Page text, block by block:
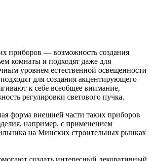
приборов — возможность создания
комнаты и подходят даже для
уровнем естественной освещенности
для создания акцентирующего
к себе всеобщее внимание,
регулировки светового пучка.
форма внешней части таких приборов
например, с применением
на Минских строительных рынках